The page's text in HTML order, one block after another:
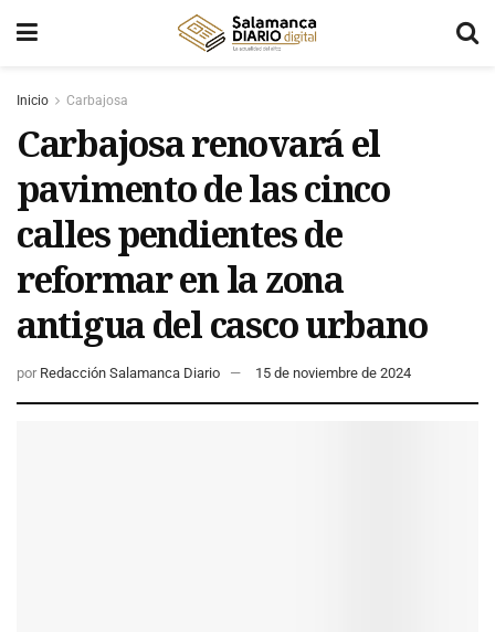
Inicio Carbajosa
Carbajosa renovará el
pavimento de las cinco
calles pendientes de
reformar en la zona
antigua del casco urbano
por Redacción Salamanca Diario 15 de noviembre de 2024